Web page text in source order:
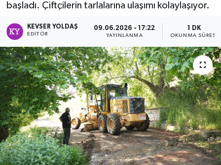
başladı. Çiftçilerin tarlalarına ulaşımı kolaylaşıyor.
KEVSER YOLDAŞ
EDITÖR
09.06.2026 - 17:22
YAYINLANMA
1 DK
OKUNMA SÜRESI
DÜNYA
Dursunbey
Edremit
EĞİTİM